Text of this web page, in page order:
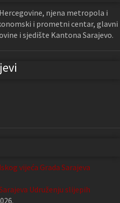
njena metropola i
i prometni centar, glavni
i sjedište Kantona Sarajevo.
vijeća Grada Sarajeva
Udruženju slijepih